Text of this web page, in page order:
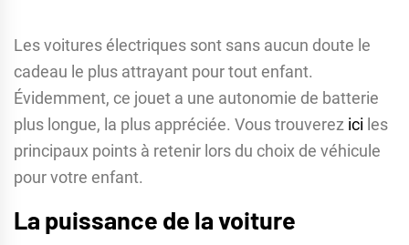
Les voitures électriques sont sans aucun doute le
cadeau le plus attrayant pour tout enfant.
Évidemment, ce jouet a une autonomie de batterie
plus longue, la plus appréciée. Vous trouverez ici les
principaux points à retenir lors du choix de véhicule
pour votre enfant.
La puissance de la voiture